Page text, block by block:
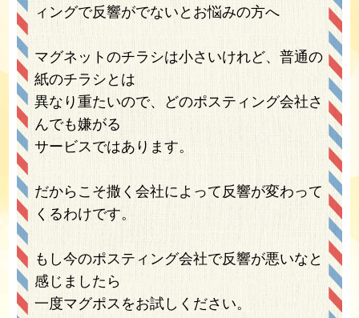
ィングで反響がでないとお悩みの方へ
マグネットのチラシは小さいけれど、普通の
紙のチラシとは
異なり重たいので、どのポスティング会社さ
んでも嫌がる
サービスではあります。
だからこそ撒く会社によって反響が変わって
くるわけです。
もし今のポスティング会社で反響が悪いなと
感じましたら
一度マグポスをお試しください。